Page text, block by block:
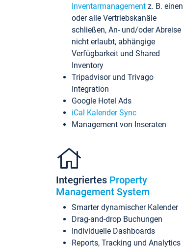
Inventarmanagement z. B. einen
oder alle Vertriebskanäle
schließen, An- und/oder Abreise
nicht erlaubt, abhängige
Verfügbarkeit und Shared
Inventory
Tripadvisor und Trivago
Integration
Google Hotel Ads
iCal Kalender Sync
Management von Inseraten
Integriertes Property
Management System
Smarter dynamischer Kalender
Drag-and-drop Buchungen
Individuelle Dashboards
Reports, Tracking und Analytics